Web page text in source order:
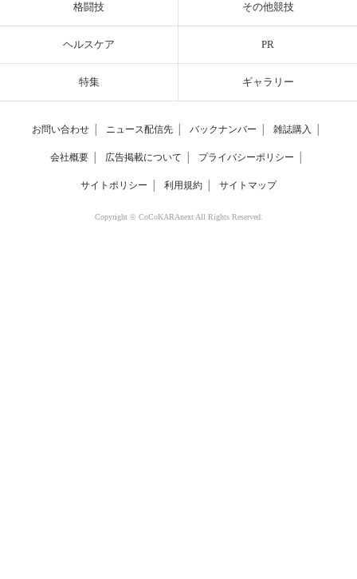
格闘技 その他競技
ヘルスケア PR
特集 ギャラリー
お問い合わせ ニュース配信先 バックナンバー 雑誌購入
会社概要 広告掲載について プライバシーポリシー
サイトポリシー 利用規約 サイトマップ
Copyright © CoCoKARAnext All Rights Reserved.